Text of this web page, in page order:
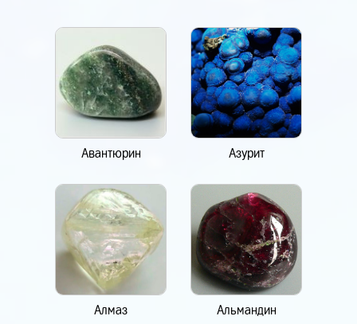
Авантюрин Азурит
Алмаз Альмандин